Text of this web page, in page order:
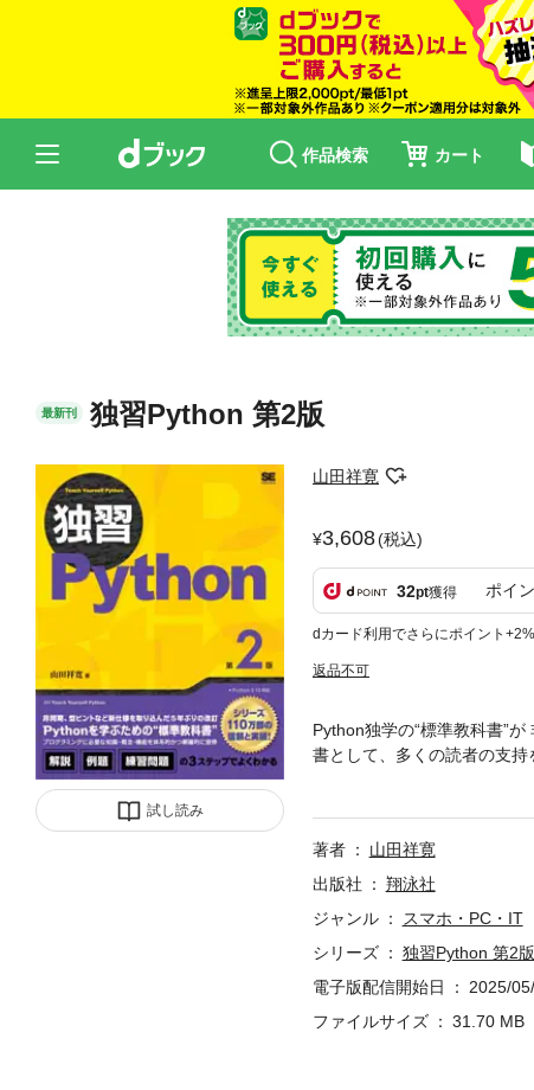
作品検索 カート
最新刊 独習Python 第2版
試し読み
山田祥寛
3,608(税込)
32pt獲得 ポイ
dカード利用でさらにポイント+2%
返品不可
Python独学の“標準教科書”
書として、多くの読者の支持
氏の執筆による信頼感をそ
細かつ丁寧に解説します。
いう3つのステップで、
からPython言語を学びたい
す。 【本書の内容】 ●第1章
ライブラリ（基本） ●第6章
付録A 「練習問題」「この
著者
山田祥寛
出版社
翔泳社
ジャンル
スマホ・PC・IT
シリーズ
独習Python 第2版
電子版配信開始日
2025/
ファイルサイズ
31.70 MB